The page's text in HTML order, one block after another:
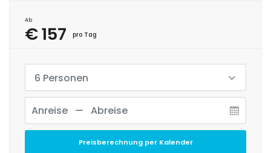
Ab
€ 157 pro Tag
6 Personen
Preisberechnung per Kalender